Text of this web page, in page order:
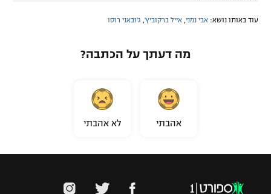
עוד באותו נושא: אבי נמני אייל ברקוביץ' ג'ובאני רוסו
מה דעתך על הכתבה?
אהבתי לא אהבתי